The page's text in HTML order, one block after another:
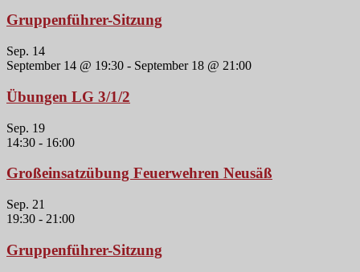
Gruppenführer-Sitzung
Sep. 14
September 14 @ 19:30 - September 18 @ 21:00
Übungen LG 3/1/2
Sep. 19
14:30 - 16:00
Großeinsatzübung Feuerwehren Neusäß
Sep. 21
19:30 - 21:00
Gruppenführer-Sitzung